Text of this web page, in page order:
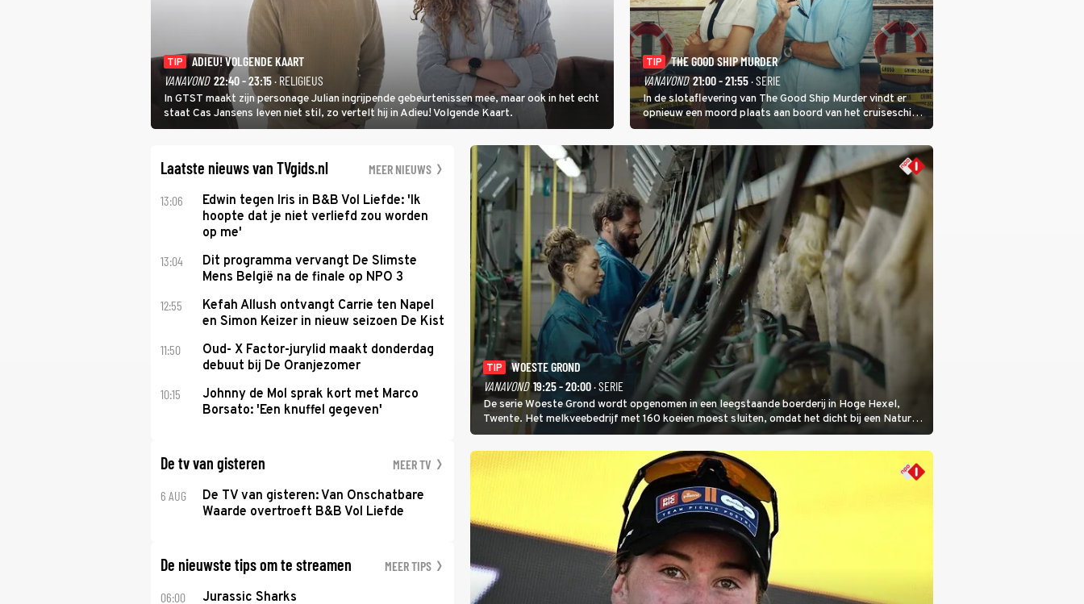
TIP
ADIEU! VOLGENDE KAART
VANAVOND 22:40 - 23:15· RELIGIEUS
In GTST maakt zijn personage Julian ingrijpende gebeurtenissen mee, maar ook in het echt
staat Cas Jansens leven niet stil, zo vertelt hij in Adieu! Volgende Kaart.
TIP
THE GOOD SHIP MURDER
VANAVOND 21:00 - 21:55· SERIE
In de slotaflevering van The Good Ship Murder vindt er
opnieuw een moord plaats aan boord van het cruiseschip,
waarbij dit keer een bemanningslid het slachtoffer is en
kapitein Marlowe de dader lijkt te zijn.
Laatste nieuws van TVgids.nl MEER NIEUWS
13:06
Edwin tegen Iris in B&B Vol Liefde: 'Ik
hoopte dat je niet verliefd zou worden
op me'
13:04
Dit programma vervangt De Slimste
Mens België na de finale op NPO 3
12:55
Kefah Allush ontvangt Carrie ten Napel
en Simon Keizer in nieuw seizoen De Kist
11:50
Oud- X Factor-jurylid maakt donderdag
debuut bij De Oranjezomer
10:15
Johnny de Mol sprak kort met Marco
Borsato: 'Een knuffel gegeven'
De tv van gisteren MEER TV
6 AUG
De TV van gisteren: Van Onschatbare
Waarde overtroeft B&B Vol Liefde
De nieuwste tips om te streamen MEER TIPS
06:00 Jurassic Sharks
TIP
WOESTE GROND
VANAVOND 19:25 - 20:00· SERIE
De serie Woeste Grond wordt opgenomen in een leegstaande boerderij in Hoge Hexel,
Twente. Het melkveebedrijf met 160 koeien moest sluiten, omdat het dicht bij een Natura
2000-gebied ligt. In de serie heerst er een gevaarlijke veeziekte.